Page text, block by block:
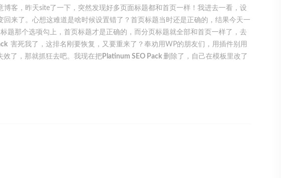
客，昨天site了一下，突然发现好多页面标题都和首页一样！我进去一看，设
来了。心想这难道是啥时候设置错了？首页标题当时还是正确的，结果今天一
题那个选项勾上，首页标题才是正确的，而分页标题就全部和首页一样了，去
害死我了，这排名刚要恢复，又要重来了？奉劝用WP的朋友们，用插件别用
效了，那就抓狂去吧。我现在把 Platinum SEO Pack 删除了，自己在模板里改了